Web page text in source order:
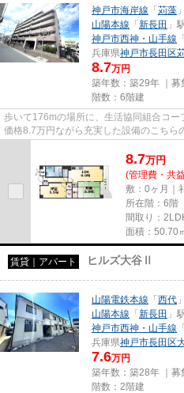
神戸市海岸線 「 苅藻
山陽本線 「 新長田 」
神戸市西神・山手線 「
兵庫県神戸市長田区
8.7万円
築年数：築29年 ｜募
階数：6階建
歩いて176mの場所に、生活協同組合コー
価格8.7万円ながら充実した設備のこちら
8.7万円
(管理費・共
敷：0ヶ月｜
所在階：6階
間取り：
面積：50.70
賃貸｜アパート ヒルズ大谷Ⅱ
山陽電鉄本線 「 西代
山陽本線 「 新長田 」
神戸市西神・山手線 「
兵庫県神戸市長田区
7.6万円
築年数：築28年 ｜募
階数：2階建